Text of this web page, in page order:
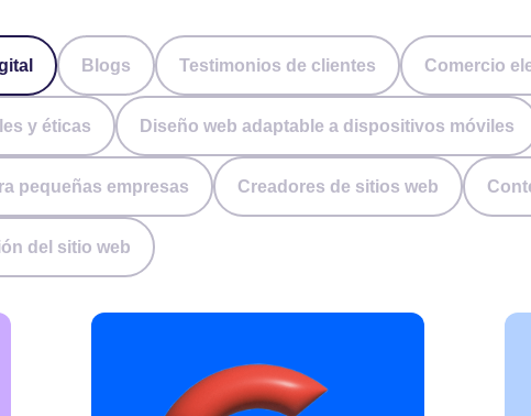
Blogs Testimonios de clientes Comercio
y éticas Diseño web adaptable a dispositivos móviles
pequeñas empresas Creadores de sitios web
del sitio web